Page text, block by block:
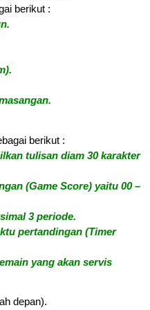
berikut :
berikut :
tulisan diam 30 karakter
(Game Score) yaitu 00 –
3 periode.
pertandingan (Timer
yang akan servis
depan).